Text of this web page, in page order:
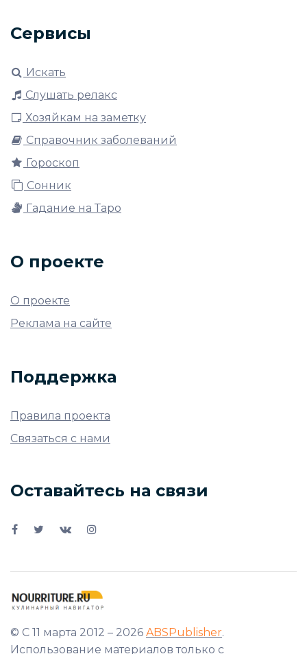
Сервисы
Искать
Слушать релакс
Хозяйкам на заметку
Справочник заболеваний
Гороскоп
Сонник
Гадание на Таро
О проекте
О проекте
Реклама на сайте
Поддержка
Правила проекта
Связаться с нами
Оставайтесь на связи
© С 11 марта 2012 – 2026 ABSPublisher.
Использование материалов только с